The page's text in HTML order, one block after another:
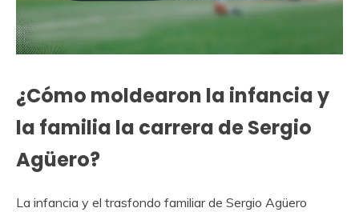
¿Cómo moldearon la infancia y
la familia la carrera de Sergio
Agüero?
La infancia y el trasfondo familiar de Sergio Agüero